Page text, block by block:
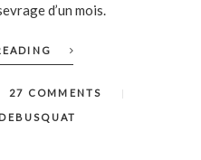
d’un mois.
27 COMMENTS